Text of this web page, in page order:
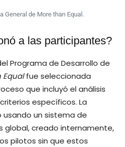
General de More than Equal.
a las participantes?
Programa de Desarrollo de
Equalfue seleccionada
que incluyó el análisis
específicos. La
usando un sistema de
global, creado internamente,
pilotos sin que estos